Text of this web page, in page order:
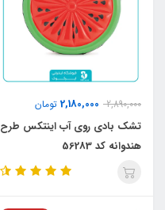
2,890,000
2,180,000 تومان
تشک بادی روی آب اینتکس طرح
هندوانه کد 56283